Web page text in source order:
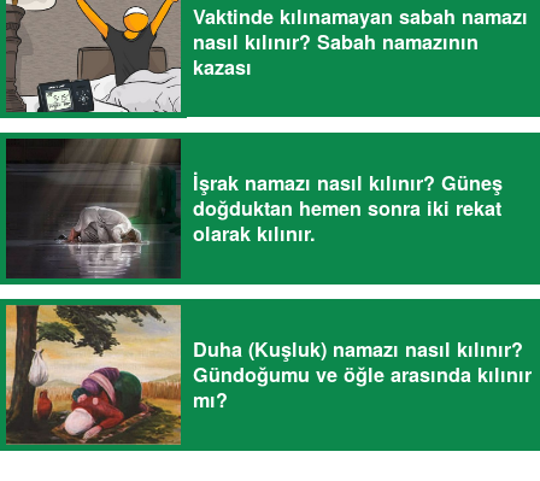
Vaktinde kılınamayan sabah namazı
nasıl kılınır? Sabah namazının
kazası
İşrak namazı nasıl kılınır? Güneş
doğduktan hemen sonra iki rekat
olarak kılınır.
Duha (Kuşluk) namazı nasıl kılınır?
Gündoğumu ve öğle arasında kılınır
mı?